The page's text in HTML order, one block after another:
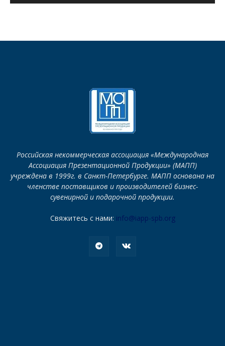
Российская некоммерческая ассоциация «Международная
Ассоциация Презентационной Продукции» (МАПП)
учреждена в 1999г. в Санкт-Петербурге. МАПП основана на
членстве поставщиков и производителей бизнес-
сувенирной и подарочной продукции.
Свяжитесь с нами: info@iapp-spb.org